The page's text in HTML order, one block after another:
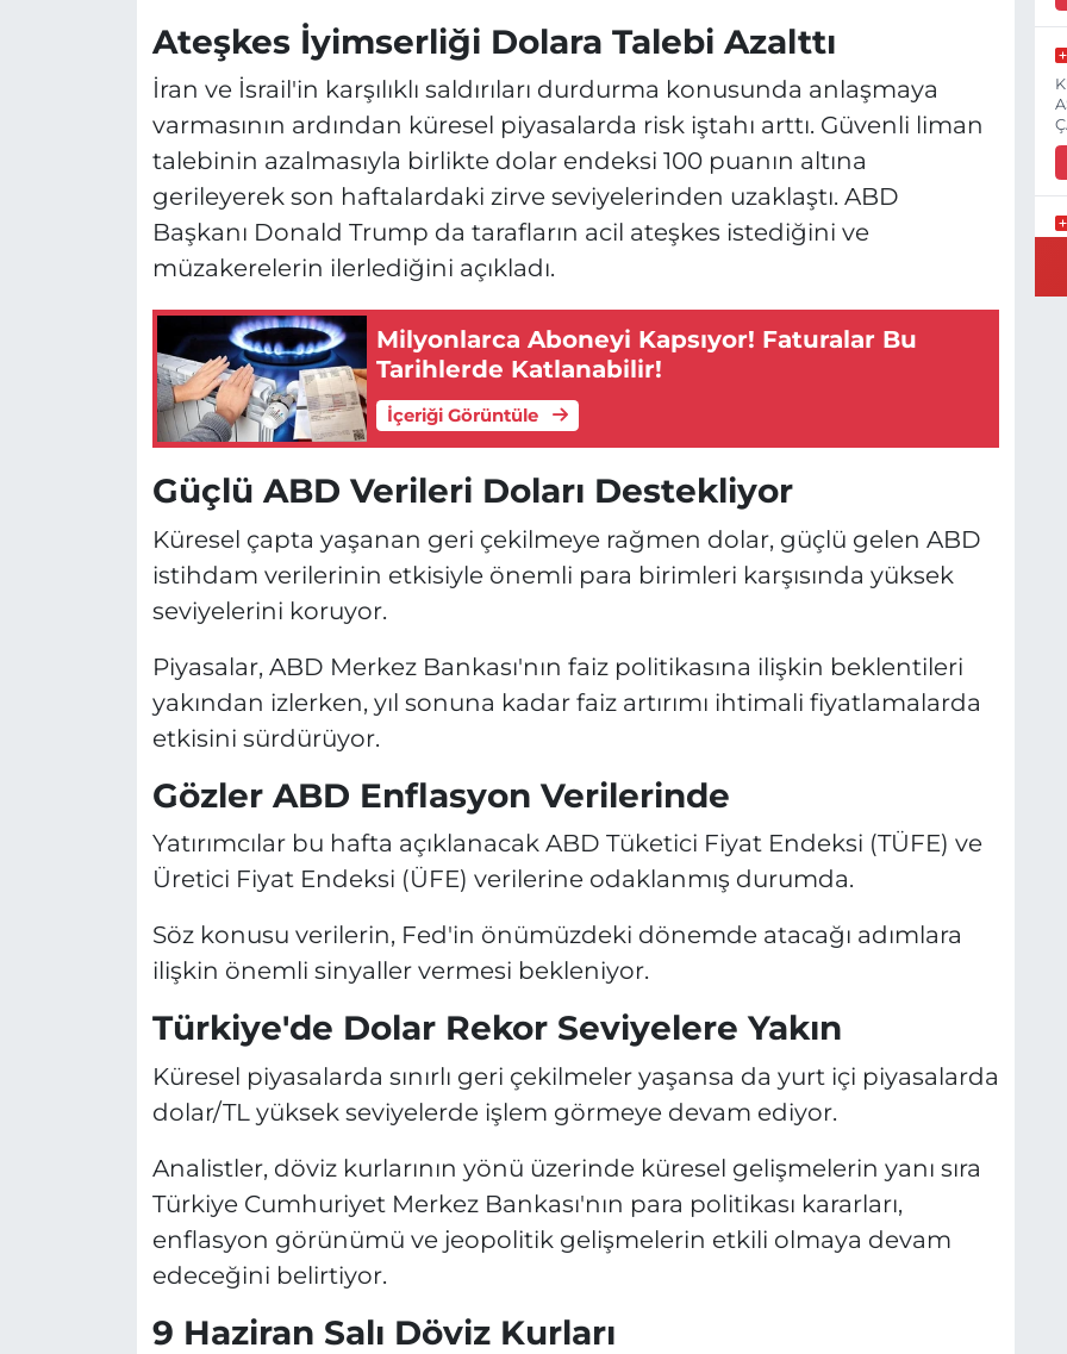
Ateşkes İyimserliği Dolara Talebi Azalttı
İran ve İsrail'in karşılıklı saldırıları durdurma konusunda anlaşmaya
varmasının ardından küresel piyasalarda risk iştahı arttı. Güvenli liman
talebinin azalmasıyla birlikte dolar endeksi 100 puanın altına
gerileyerek son haftalardaki zirve seviyelerinden uzaklaştı. ABD
Başkanı Donald Trump da tarafların acil ateşkes istediğini ve
müzakerelerin ilerlediğini açıkladı.
Milyonlarca Aboneyi Kapsıyor! Faturalar Bu
Tarihlerde Katlanabilir!
İçeriği Görüntüle
Güçlü ABD Verileri Doları Destekliyor
Küresel çapta yaşanan geri çekilmeye rağmen dolar, güçlü gelen ABD
istihdam verilerinin etkisiyle önemli para birimleri karşısında yüksek
seviyelerini koruyor.
Piyasalar, ABD Merkez Bankası'nın faiz politikasına ilişkin beklentileri
yakından izlerken, yıl sonuna kadar faiz artırımı ihtimali fiyatlamalarda
etkisini sürdürüyor.
Gözler ABD Enflasyon Verilerinde
Yatırımcılar bu hafta açıklanacak ABD Tüketici Fiyat Endeksi (TÜFE) ve
Üretici Fiyat Endeksi (ÜFE) verilerine odaklanmış durumda.
Söz konusu verilerin, Fed'in önümüzdeki dönemde atacağı adımlara
ilişkin önemli sinyaller vermesi bekleniyor.
Türkiye'de Dolar Rekor Seviyelere Yakın
Küresel piyasalarda sınırlı geri çekilmeler yaşansa da yurt içi piyasalarda
dolar/TL yüksek seviyelerde işlem görmeye devam ediyor.
Analistler, döviz kurlarının yönü üzerinde küresel gelişmelerin yanı sıra
Türkiye Cumhuriyet Merkez Bankası'nın para politikası kararları,
enflasyon görünümü ve jeopolitik gelişmelerin etkili olmaya devam
edeceğini belirtiyor.
9 Haziran Salı Döviz Kurları